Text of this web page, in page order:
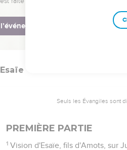
La Bible Du Semeur
Esaïe
Seuls les Évangiles sont
PREMIÈRE PARTIE
1 Vision d'Esaïe, fils d'Amots, sur